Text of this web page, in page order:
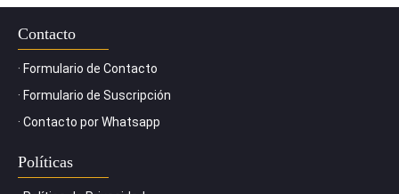
Contacto
· Formulario de Contacto
· Formulario de Suscripción
· Contacto por Whatsapp
Políticas